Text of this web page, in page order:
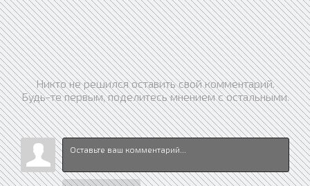
Никто не решился оставить свой комментарий.
Будь-те первым, поделитесь мнением с остальными.